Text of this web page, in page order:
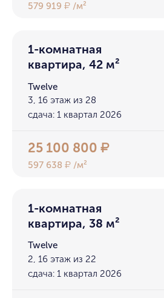
579 919₽ /м²
1-комнатная
квартира, 42 м²
Twelve
3, 16 этаж из 28
сдача: 1 квартал 2026
25 100 800₽
597 638₽ /м²
1-комнатная
квартира, 38 м²
Twelve
2, 16 этаж из 22
сдача: 1 квартал 2026